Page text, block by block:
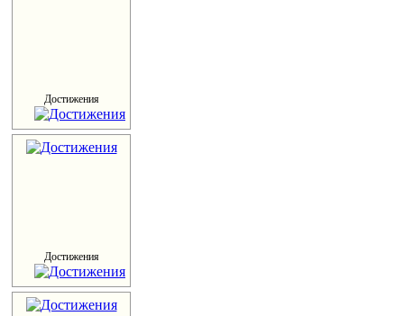
Достижения
Достижения